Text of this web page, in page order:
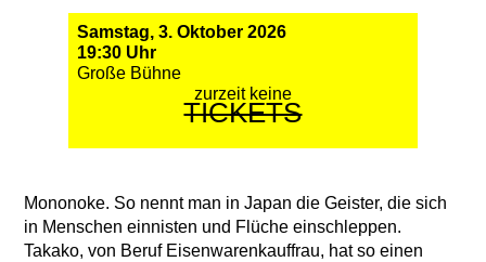
Samstag, 3. Oktober 2026
19:30 Uhr
Große Bühne
zurzeit keine
TICKETS
Mononoke. So nennt man in Japan die Geister, die sich
in Menschen einnisten und Flüche einschleppen.
Takako, von Beruf Eisenwarenkauffrau, hat so einen